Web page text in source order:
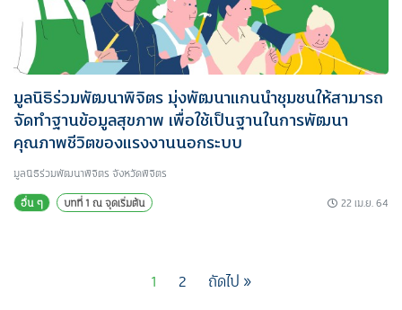
มูลนิธิร่วมพัฒนาพิจิตร มุ่งพัฒนาแกนนำชุมชนให้สามารถ
จัดทำฐานข้อมูลสุขภาพ เพื่อใช้เป็นฐานในการพัฒนา
คุณภาพชีวิตของแรงงานนอกระบบ
มูลนิธิร่วมพัฒนาพิจิตร จังหวัดพิจิตร
อื่น ๆ
บทที่ 1 ณ จุดเริ่มต้น 22 เม.ย. 64
1 2 ถัดไป »